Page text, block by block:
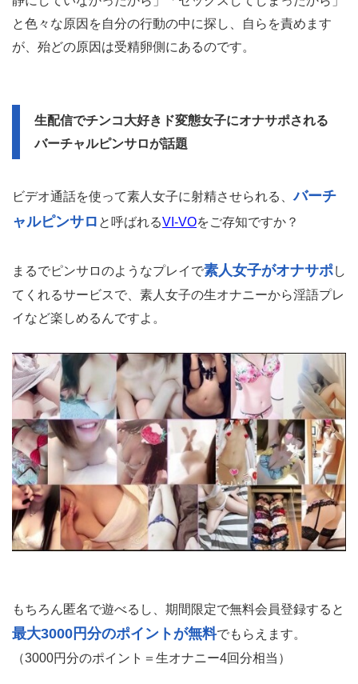
と色々な原因を自分の行動の中に探し、自らを責めます
が、殆どの原因は受精卵側にあるのです。
生配信でチンコ大好きド変態女子にオナサポされる
バーチャルピンサロが話題
ビデオ通話を使って素人女子に射精させられる、バーチ
ャルピンサロ と呼ばれるVI-VOをご存知ですか？
まるでピンサロのようなプレイで素人女子がオナサポし
てくれるサービスで、素人女子の生オナニーから淫語プレ
イなど楽しめるんですよ。
もちろん匿名で遊べるし、期間限定で無料会員登録すると
最大3000円分のポイントが無料でもらえます。
（3000円分のポイント＝生オナニー4回分相当）